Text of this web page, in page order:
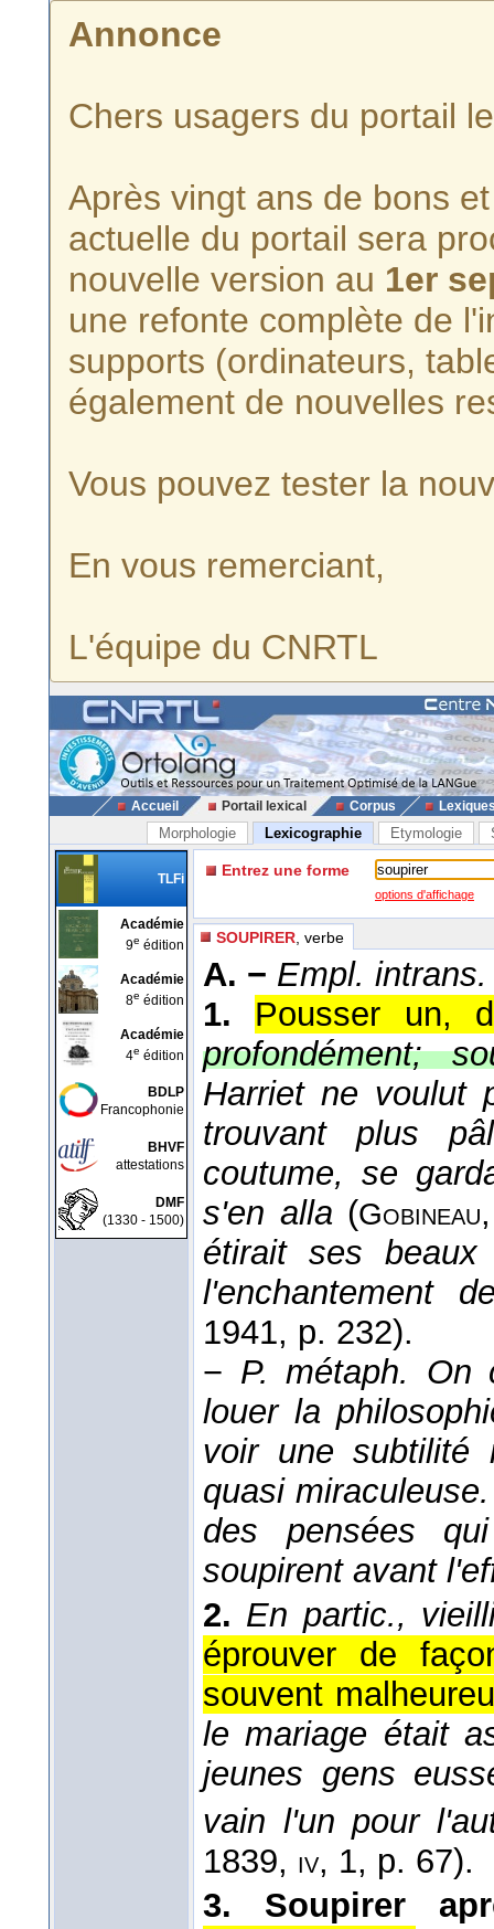
Annonce
Chers usagers du portail
Après vingt ans de bons
actuelle du portail sera
nouvelle version au 1er
une refonte complète de
supports (ordinateurs,
également de nouvelles
Vous pouvez tester la
En vous remerciant,
L'équipe du CNRTL
Accueil Portail lexical Corpus
Morphologie Lexicographie Etymologie
TLFi
Académie
9e édition
Académie
8e édition
Académie
4e édition
BDLP
Francophonie
BHVF
attestations
DMF
(1330 - 1500)
Entrez une forme
options d'affichage
SOUPIRER , verbe
A. − Empl. intrans.
1.
Pousser un,
profondément;
Harriet ne voulut
trouvant plus
coutume, se
s'en alla(Gobineau
étirait ses
l'enchantement
1941, p. 232).
− P. métaph. On
louer la
voir une subtilité
quasi
des pensées
soupirent avant
2. En partic.,
éprouver de
souvent
le mariage était
jeunes gens
vain l'un pour
1839, iv, 1, p. 67).
3.
Soupirer